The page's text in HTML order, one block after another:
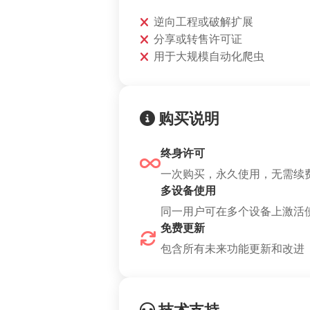
逆向工程或破解扩展
分享或转售许可证
用于大规模自动化爬虫
购买说明
终身许可
一次购买，永久使用，无需续
多设备使用
同一用户可在多个设备上激活
免费更新
包含所有未来功能更新和改进